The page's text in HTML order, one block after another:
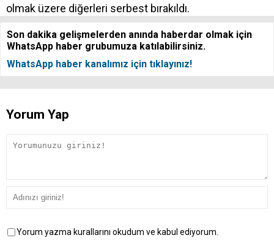
olmak üzere diğerleri serbest bırakıldı.
Son dakika gelişmelerden anında haberdar olmak için
WhatsApp haber grubumuza katılabilirsiniz.
WhatsApp haber kanalımız için tıklayınız!
Yorum Yap
Yorum yazma kurallarını okudum ve kabul ediyorum.